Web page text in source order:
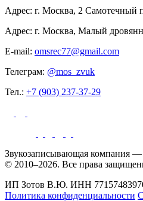
Адрес: г. Москва, 2 Самотечный
Адрес: г. Москва, Малый
E-mail: omsrec77@gmail.com
Телеграм: @mos_zvuk
Тел.: +7 (903) 237-37-29
Звукозаписывающая компания —
© 2010–2026. Все права
ИП Зотов В.Ю. ИНН
Политика конфиденциальности